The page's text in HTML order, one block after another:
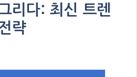
리다: 최신 트렌
략